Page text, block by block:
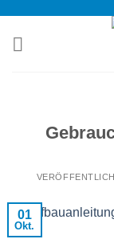
springen
01
Okt.